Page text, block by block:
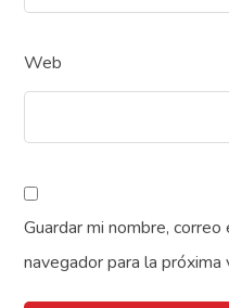
Web
Guardar mi nombre,
navegador para la próxima